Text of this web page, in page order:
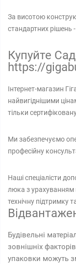
За висотою
стандартних рішень
Купуйте
https://
Інтернет-магазин
найвигіднішими
тільки
Ми забезпечуємо
професійну
Наші спеціалісти
люка з урахуванням
технічну підтримку
Будівельні
зовнішніх
упаковки можуть